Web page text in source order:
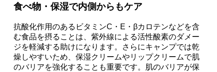
食べ物・保湿で内側からもケア
抗酸化作用のあるビタミンC・E・βカロテンなどを含
む食品を摂ることは、紫外線による活性酸素のダメー
ジを軽減する助けになります。さらにキャンプでは乾
燥しやすいため、保湿クリームやリップクリームで肌
のバリアを強化することも重要です。肌のバリアが保